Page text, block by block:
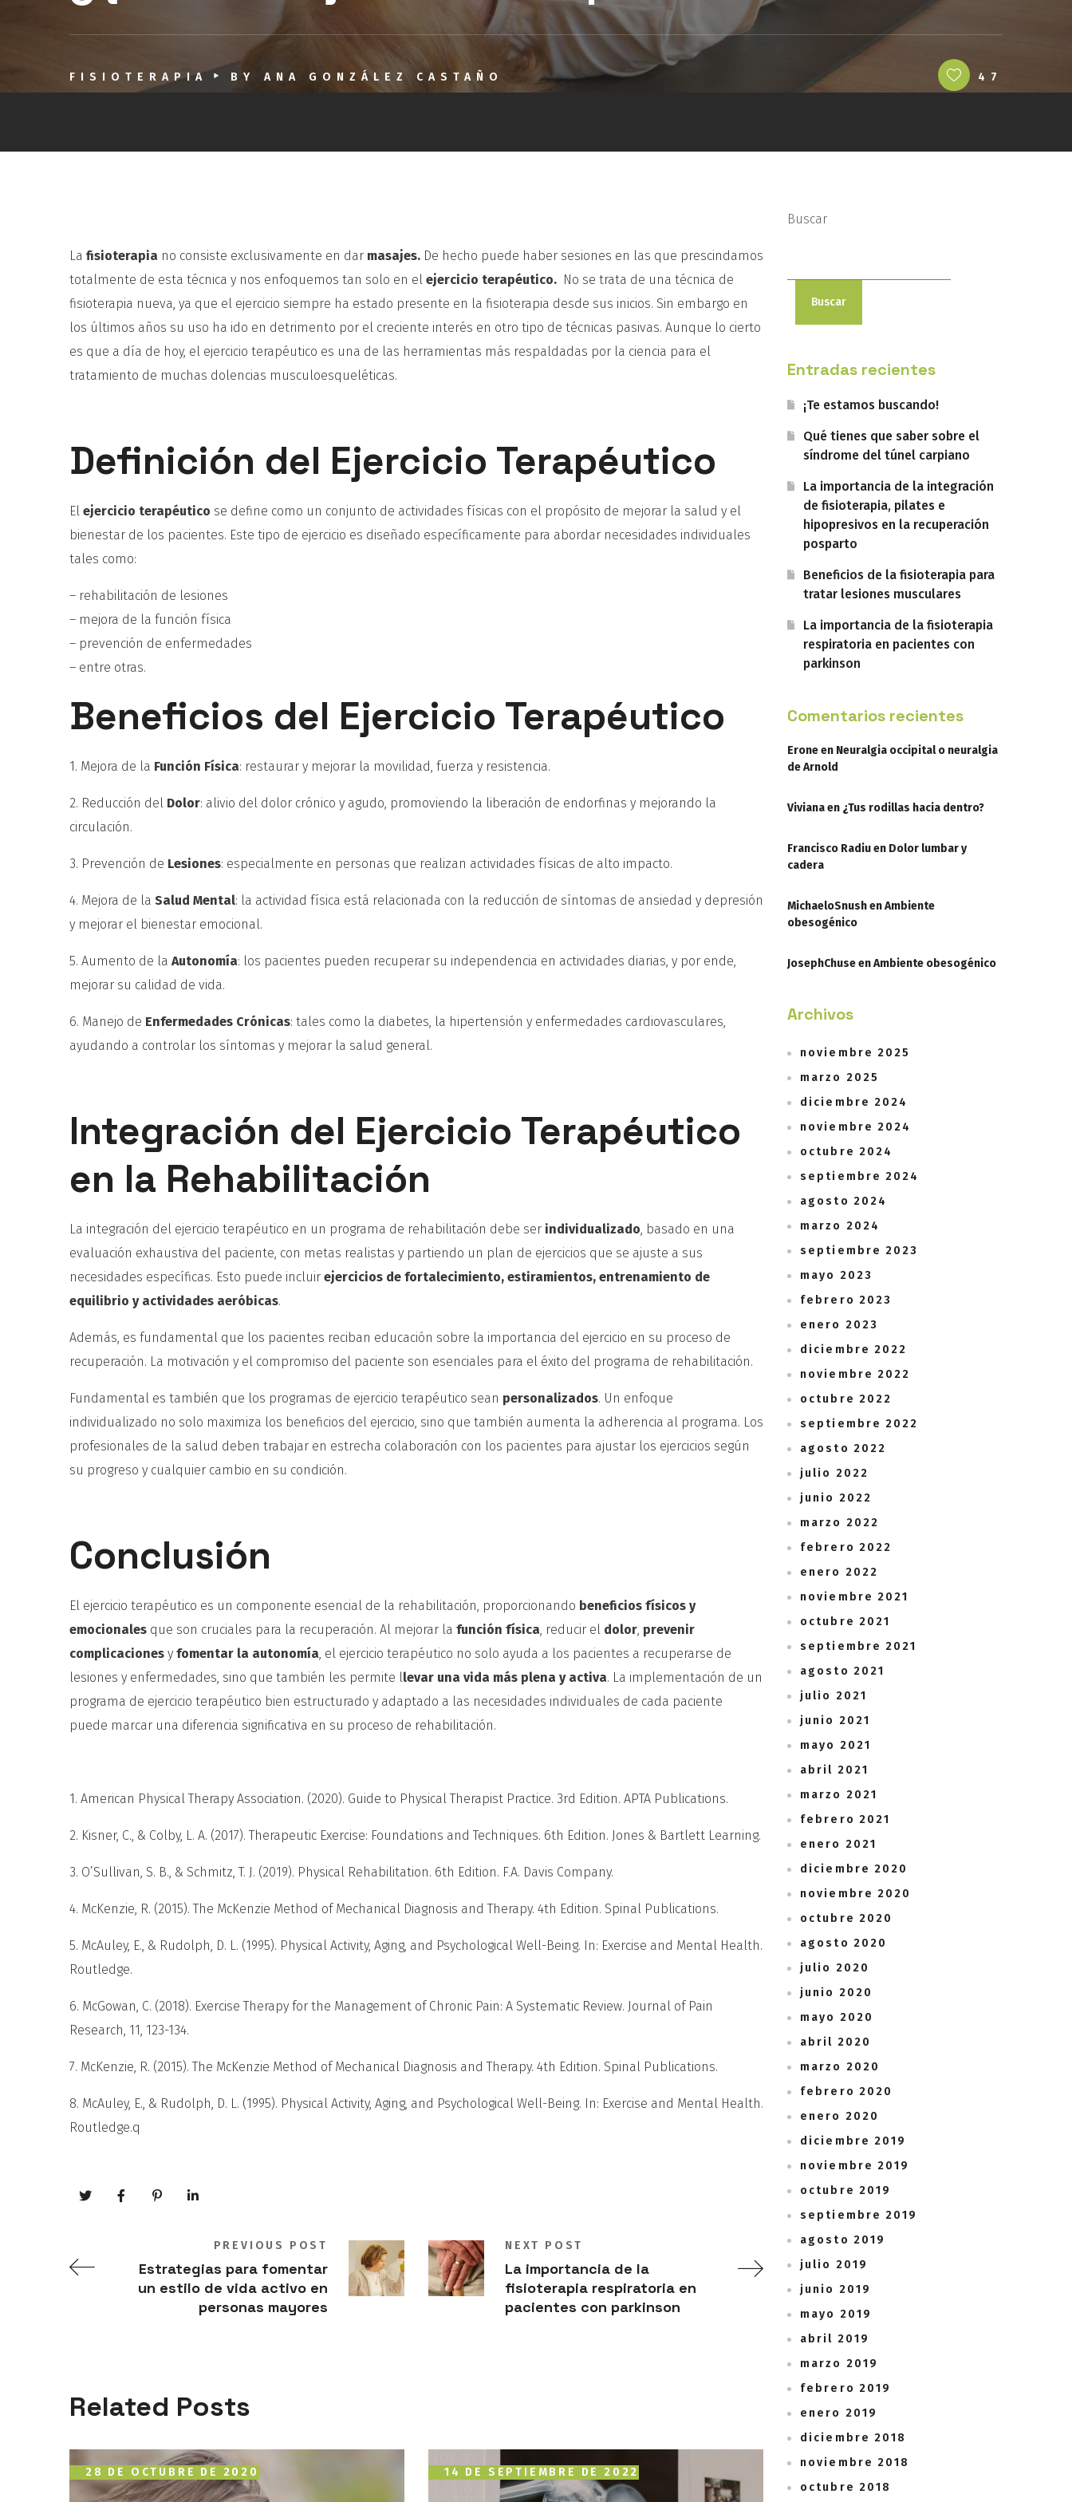
FISIOTERAPIA BY ANA GONZÁLEZ CASTAÑO 47
La fisioterapia no consiste exclusivamente en dar masajes. De hecho puede haber sesiones en las que prescindamos
totalmente de esta técnica y nos enfoquemos tan solo en el ejercicio terapéutico. No se trata de una técnica de
fisioterapia nueva, ya que el ejercicio siempre ha estado presente en la fisioterapia desde sus inicios. Sin embargo en
los últimos años su uso ha ido en detrimento por el creciente interés en otro tipo de técnicas pasivas. Aunque lo cierto
es que a día de hoy, el ejercicio terapéutico es una de las herramientas más respaldadas por la ciencia para el
tratamiento de muchas dolencias musculoesqueléticas.
Definición del Ejercicio Terapéutico
El ejercicio terapéutico se define como un conjunto de actividades físicas con el propósito de mejorar la salud y el
bienestar de los pacientes. Este tipo de ejercicio es diseñado específicamente para abordar necesidades individuales
tales como:
– rehabilitación de lesiones
– mejora de la función física
– prevención de enfermedades
– entre otras.
Beneficios del Ejercicio Terapéutico
1. Mejora de la Función Física: restaurar y mejorar la movilidad, fuerza y resistencia.
2. Reducción del Dolor: alivio del dolor crónico y agudo, promoviendo la liberación de endorfinas y mejorando la
circulación.
3. Prevención de Lesiones: especialmente en personas que realizan actividades físicas de alto impacto.
4. Mejora de la Salud Mental: la actividad física está relacionada con la reducción de síntomas de ansiedad y depresión
y mejorar el bienestar emocional.
5. Aumento de la Autonomía: los pacientes pueden recuperar su independencia en actividades diarias, y por ende,
mejorar su calidad de vida.
6. Manejo de Enfermedades Crónicas: tales como la diabetes, la hipertensión y enfermedades cardiovasculares,
ayudando a controlar los síntomas y mejorar la salud general.
Integración del Ejercicio Terapéutico
en la Rehabilitación
La integración del ejercicio terapéutico en un programa de rehabilitación debe ser individualizado, basado en una
evaluación exhaustiva del paciente, con metas realistas y partiendo un plan de ejercicios que se ajuste a sus
necesidades específicas. Esto puede incluir ejercicios de fortalecimiento, estiramientos, entrenamiento de
equilibrio y actividades aeróbicas.
Además, es fundamental que los pacientes reciban educación sobre la importancia del ejercicio en su proceso de
recuperación. La motivación y el compromiso del paciente son esenciales para el éxito del programa de rehabilitación.
Fundamental es también que los programas de ejercicio terapéutico sean personalizados. Un enfoque
individualizado no solo maximiza los beneficios del ejercicio, sino que también aumenta la adherencia al programa. Los
profesionales de la salud deben trabajar en estrecha colaboración con los pacientes para ajustar los ejercicios según
su progreso y cualquier cambio en su condición.
Conclusión
El ejercicio terapéutico es un componente esencial de la rehabilitación, proporcionando beneficios físicos y
emocionales que son cruciales para la recuperación. Al mejorar la función física, reducir el dolor, prevenir
complicaciones y fomentar la autonomía, el ejercicio terapéutico no solo ayuda a los pacientes a recuperarse de
lesiones y enfermedades, sino que también les permite llevar una vida más plena y activa. La implementación de un
programa de ejercicio terapéutico bien estructurado y adaptado a las necesidades individuales de cada paciente
puede marcar una diferencia significativa en su proceso de rehabilitación.
1. American Physical Therapy Association. (2020). Guide to Physical Therapist Practice. 3rd Edition. APTA Publications.
2. Kisner, C., & Colby, L. A. (2017). Therapeutic Exercise: Foundations and Techniques. 6th Edition. Jones & Bartlett Learning.
3. O’Sullivan, S. B., & Schmitz, T. J. (2019). Physical Rehabilitation. 6th Edition. F.A. Davis Company.
4. McKenzie, R. (2015). The McKenzie Method of Mechanical Diagnosis and Therapy. 4th Edition. Spinal Publications.
5. McAuley, E., & Rudolph, D. L. (1995). Physical Activity, Aging, and Psychological Well-Being. In: Exercise and Mental Health.
Routledge.
6. McGowan, C. (2018). Exercise Therapy for the Management of Chronic Pain: A Systematic Review. Journal of Pain
Research, 11, 123-134.
7. McKenzie, R. (2015). The McKenzie Method of Mechanical Diagnosis and Therapy. 4th Edition. Spinal Publications.
8. McAuley, E., & Rudolph, D. L. (1995). Physical Activity, Aging, and Psychological Well-Being. In: Exercise and Mental Health.
Routledge.q
PREVIOUS POST
Estrategias para fomentar
un estilo de vida activo en
personas mayores
NEXT POST
La importancia de la
fisioterapia respiratoria en
pacientes con parkinson
Related Posts
28 DE OCTUBRE DE 2020 14 DE SEPTIEMBRE DE 2022
Buscar
Buscar
Entradas recientes
¡Te estamos buscando!
Qué tienes que saber sobre el
síndrome del túnel carpiano
La importancia de la integración
de fisioterapia, pilates e
hipopresivos en la recuperación
posparto
Beneficios de la fisioterapia para
tratar lesiones musculares
La importancia de la fisioterapia
respiratoria en pacientes con
parkinson
Comentarios recientes
Eroneen Neuralgia occipital o neuralgia
de Arnold
Vivianaen ¿Tus rodillas hacia dentro?
Francisco Radiuen Dolor lumbar y
cadera
MichaeloSnushenAmbiente
obesogénico
JosephChuseenAmbiente obesogénico
Archivos
noviembre 2025
marzo 2025
diciembre 2024
noviembre 2024
octubre 2024
septiembre 2024
agosto 2024
marzo 2024
septiembre 2023
mayo 2023
febrero 2023
enero 2023
diciembre 2022
noviembre 2022
octubre 2022
septiembre 2022
agosto 2022
julio 2022
junio 2022
marzo 2022
febrero 2022
enero 2022
noviembre 2021
octubre 2021
septiembre 2021
agosto 2021
julio 2021
junio 2021
mayo 2021
abril 2021
marzo 2021
febrero 2021
enero 2021
diciembre 2020
noviembre 2020
octubre 2020
agosto 2020
julio 2020
junio 2020
mayo 2020
abril 2020
marzo 2020
febrero 2020
enero 2020
diciembre 2019
noviembre 2019
octubre 2019
septiembre 2019
agosto 2019
julio 2019
junio 2019
mayo 2019
abril 2019
marzo 2019
febrero 2019
enero 2019
diciembre 2018
noviembre 2018
octubre 2018